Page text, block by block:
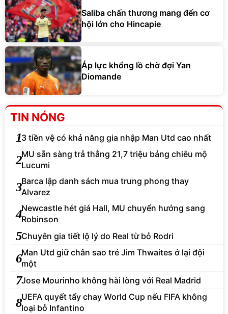
Saliba chấn thương mang đến cơ
hội lớn cho Hincapie
Áp lực khổng lồ chờ đợi Yan
Diomande
TIN NÓNG
13 tiền vệ có khả năng gia nhập Man Utd cao nhất
2MU sẵn sàng trả thẳng 21,7 triệu bảng chiêu mộ
Lucumi
3Barca lập danh sách mua trung phong thay
Alvarez
4Newcastle hét giá Hall, MU chuyển hướng sang
Robinson
5Chuyên gia tiết lộ lý do Real từ bỏ Rodri
6Man Utd giữ chân sao trẻ Jim Thwaites ở lại đội
một
7Jose Mourinho không hài lòng với Real Madrid
8UEFA quyết tẩy chay World Cup nếu FIFA không
loại bỏ Infantino